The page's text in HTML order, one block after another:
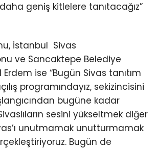
geniş kitlelere tanıtacağız”
İstanbul Sivas
ve Sancaktepe Belediye
Erdem ise “Bugün Sivas tanıtım
programındayız, sekizincisini
bugüne kadar
sesini yükseltmek diğer
unutmamak unutturmamak
Bugün de